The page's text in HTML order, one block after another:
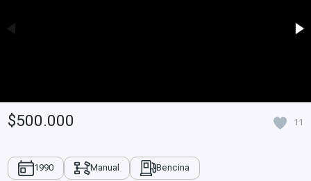
$500.000 11
1990 Manual Bencina